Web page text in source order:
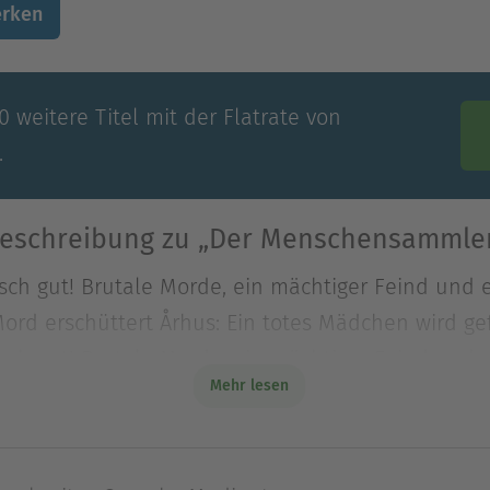
weitere Titel mit der Flatrate von
zu „Der
gut! Brutale Morde, ein mächtiger Feind
erschüttert Århus: Ein totes Mädchen wird
erschüttert Århus: Ein totes Mädchen wird
Mehr lesen